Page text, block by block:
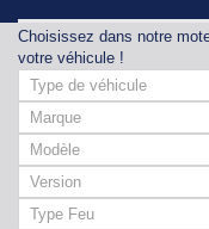
Choisissez dans notre
votre véhicule !